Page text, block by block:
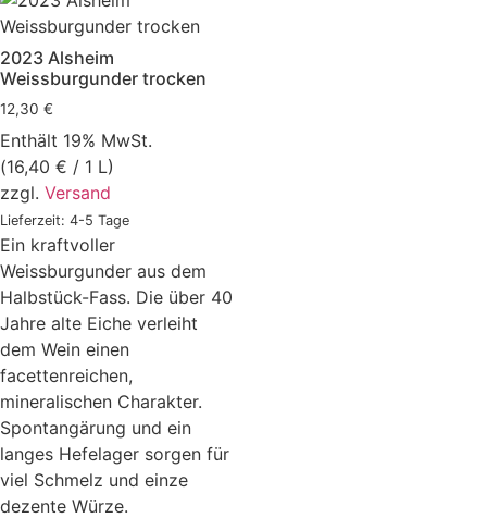
2023 Alsheim
Weissburgunder trocken
12,30 €
Enthält 19% MwSt.
(16,40 € / 1 L)
zzgl. Versand
Lieferzeit: 4-5 Tage
Ein kraftvoller
Weissburgunder aus dem
Halbstück-Fass. Die über 40
Jahre alte Eiche verleiht
dem Wein einen
facettenreichen,
mineralischen Charakter.
Spontangärung und ein
langes Hefelager sorgen für
viel Schmelz und einze
dezente Würze.